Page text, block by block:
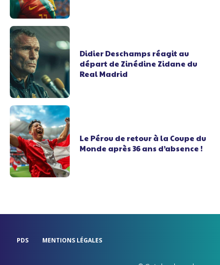
Didier Deschamps réagit au
départ de Zinédine Zidane du
Real Madrid
Le Pérou de retour à la Coupe du
Monde après 36 ans d’absence !
PDS MENTIONS LÉGALES